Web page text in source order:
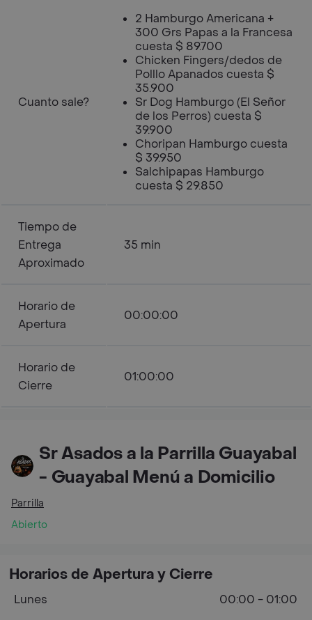
Cuanto sale?
2 Hamburgo Americana +
300 Grs Papas a la Francesa
cuesta $ 89.700
Chicken Fingers/dedos de
Polllo Apanados cuesta $
35.900
Sr Dog Hamburgo (El Señor
de los Perros) cuesta $
39.900
Choripan Hamburgo cuesta
$ 39.950
Salchipapas Hamburgo
cuesta $ 29.850
Tiempo de
Entrega
Aproximado
35 min
Horario de
Apertura
00:00:00
Horario de
Cierre
01:00:00
Sr Asados a la Parrilla Guayabal
- Guayabal Menú a Domicilio
Parrilla
Abierto
Horarios de Apertura y Cierre
Lunes
00:00 - 01:00